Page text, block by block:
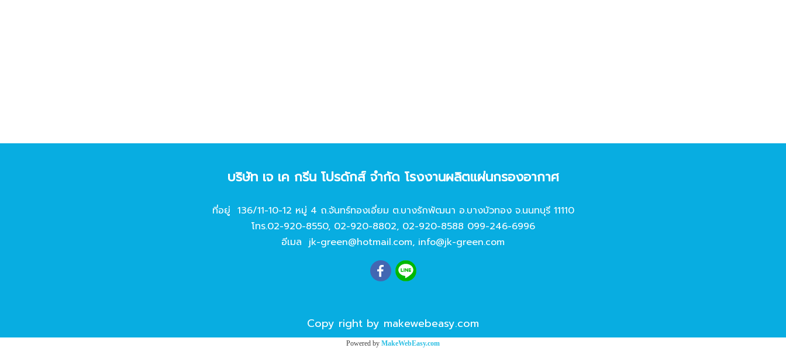
บริษัท เจ เค กรีน โปรดักส์ จํากัด โรงงานผลิตแผ่นกรองอากาศ
ที่อยู่ 136/11-10-12 หมู่ 4 ถ.จันทร์ทองเอี่ยม ต.บางรักพัฒนา อ.บางบัวทอง จ.นนทบุรี 11110
โทร.02-920-8550, 02-920-8802, 02-920-8588 099-246-6996
อีเมล jk-green@hotmail.com, info@jk-green.com
Copy right by makewebeasy.com
Powered by MakeWebEasy.com